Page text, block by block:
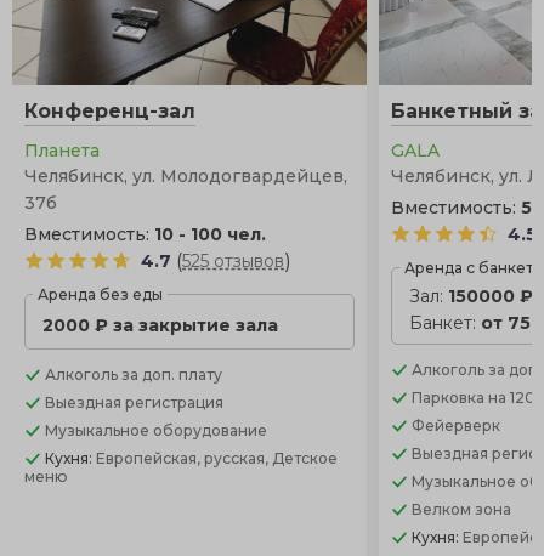
Конференц-зал
Планета
Челябинск, ул. Молодогвардейцев,
37б
Вместимость: 10 - 100 чел.
4.7 (525 отзывов)
Аренда без еды
2000 ₽ за закрытие зала
Алкоголь за доп. плату
Выездная регистрация
Музыкальное оборудование
Кухня: Европейская, русская, Детское
меню
Банкетный
GALA
Челябинск, ул.
Вместимость:
4.5
Аренда с
Зал: 150000 ₽
Банкет: от
Алкоголь за
Парковка на
Фейерверк
Выездная
Музыкальное
Велком зона
Кухня: